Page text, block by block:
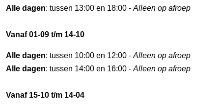
Alle dagen: tussen 13:00 en 18:00 - Alleen op afroep
Vanaf 01-09 t/m 14-10
Alle dagen: tussen 10:00 en 12:00 - Alleen op afroep
Alle dagen: tussen 14:00 en 16:00 - Alleen op afroep
Vanaf 15-10 t/m 14-04